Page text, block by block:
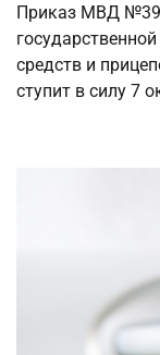
Приказ МВД
средств и
ступит в силу 7